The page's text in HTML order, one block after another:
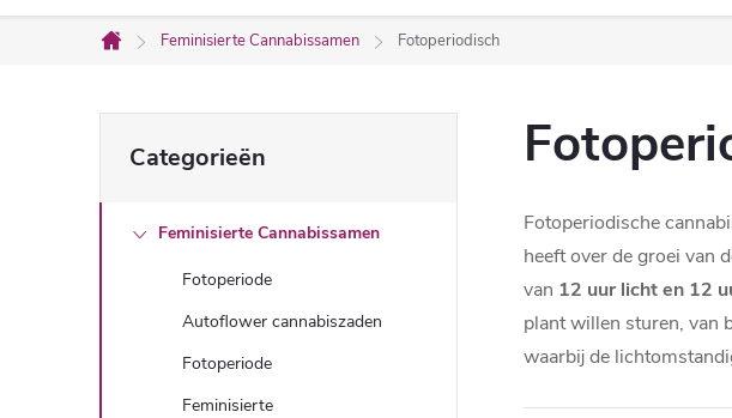
Home
Feminisierte Cannabissamen Fotoperiodisch
i
overslaan
Categorieën
Feminisierte Cannabissamen
Fotoperiode
Autoflower cannabiszaden
Fotoperiode
Feminisierte
Fotoperiodische
heeft over de groei van
van 12 uur licht en 12
plant willen sturen, van
waarbij de